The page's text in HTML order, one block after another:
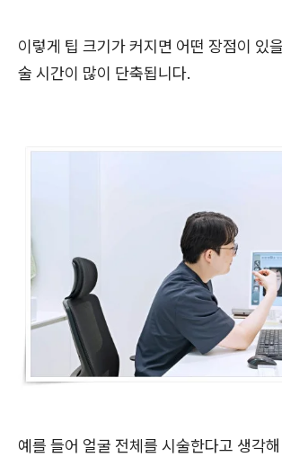
이렇게 팁 크기가 커지면 어떤 장점이 있
술 시간이 많이 단축됩니다.
예를 들어 얼굴 전체를 시술한다고 생각